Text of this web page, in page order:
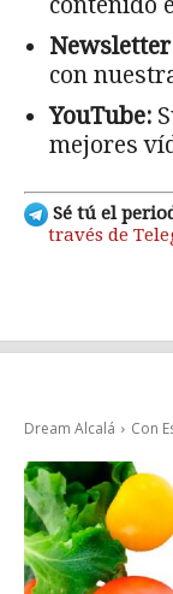
con
YouTube:
mejores
Sé tú el
través de